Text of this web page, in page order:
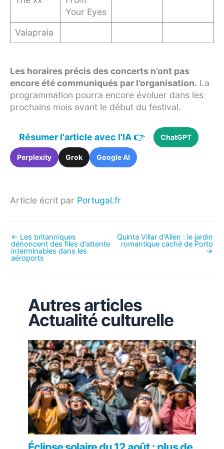
Your Eyes
Vaiapraia
Les horaires précis des concerts n’ont pas
encore été communiqués par l’organisation. La
programmation pourra encore évoluer dans les
prochains mois avant le début du festival.
Résumer l'article avec l'IA 👉 ChatGPT
Perplexity Grok Google AI
Article écrit par Portugal.fr
← Les britanniques
dénoncent des files d'attente
interminables dans les
aéroports
Quinta Villar d'Allen : le jardin
romantique caché de Porto
→
Autres articles
Actualité culturelle